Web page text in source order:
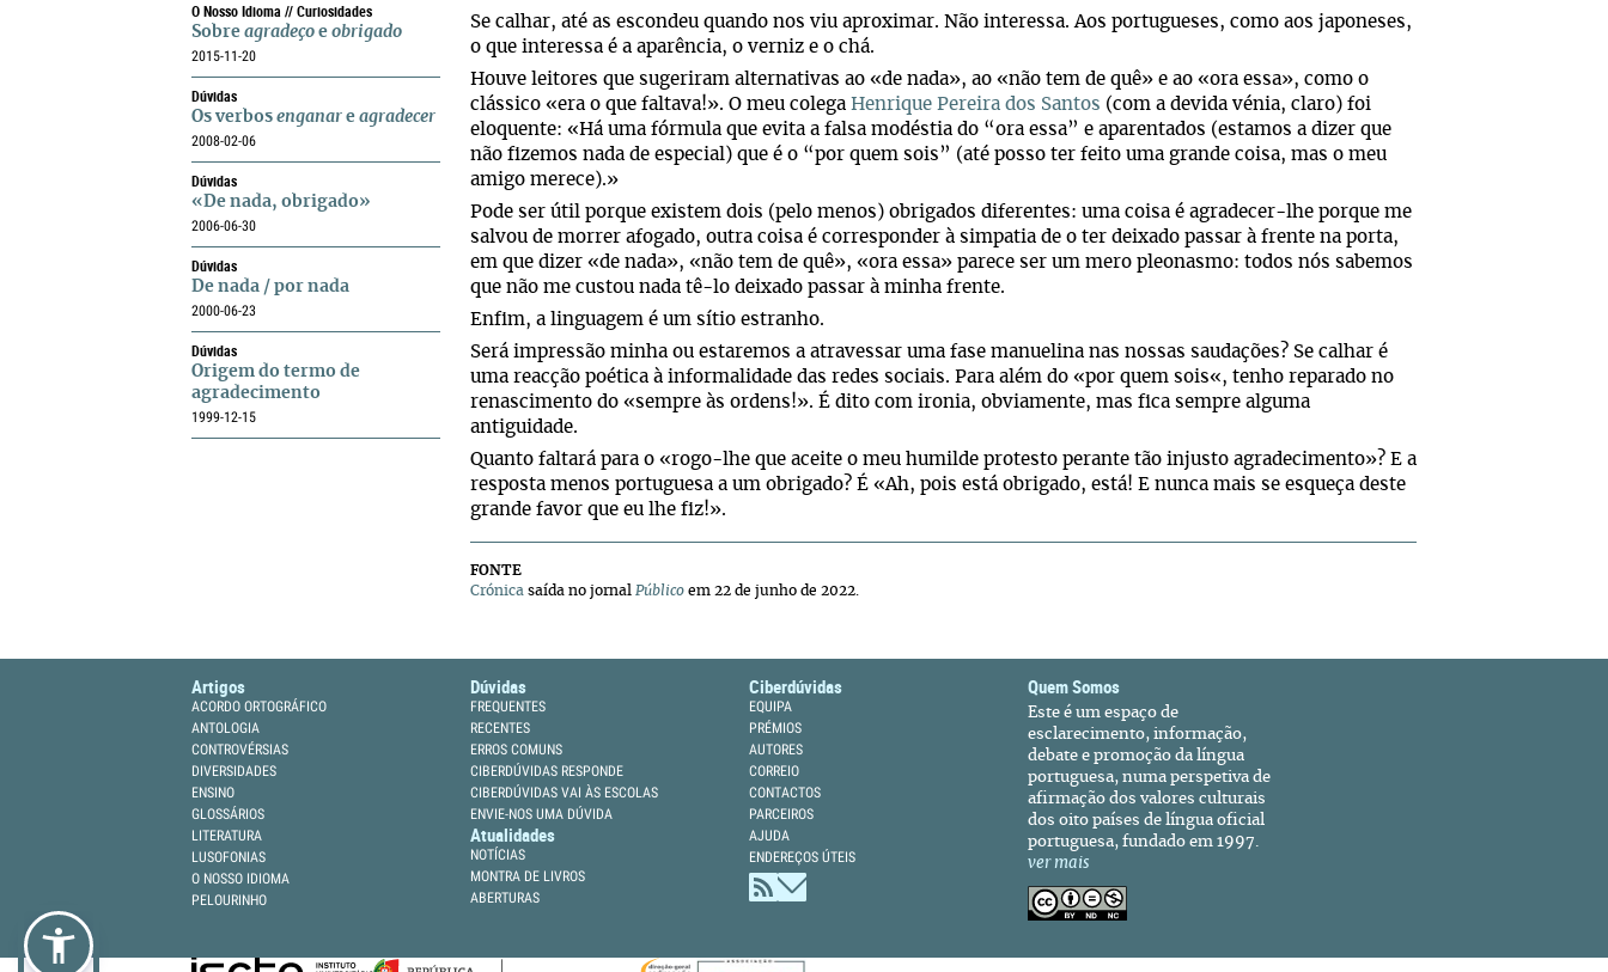
O Nosso Idioma // Curiosidades
Sobre agradeço e obrigado
2015-11-20
Dúvidas
Os verbos enganar e agradecer
2008-02-06
Dúvidas
«De nada, obrigado»
2006-06-30
Dúvidas
De nada / por nada
2000-06-23
Dúvidas
Origem do termo de
agradecimento
1999-12-15
Se calhar, até as escondeu quando nos viu aproximar. Não interessa. Aos portugueses, como aos japoneses,
o que interessa é a aparência, o verniz e o chá.
Houve leitores que sugeriram alternativas ao «de nada», ao «não tem de quê» e ao «ora essa», como o
clássico «era o que faltava!». O meu colega Henrique Pereira dos Santos (com a devida vénia, claro) foi
eloquente: «Há uma fórmula que evita a falsa modéstia do “ora essa” e aparentados (estamos a dizer que
não fizemos nada de especial) que é o “por quem sois” (até posso ter feito uma grande coisa, mas o meu
amigo merece).»
Pode ser útil porque existem dois (pelo menos) obrigados diferentes: uma coisa é agradecer-lhe porque me
salvou de morrer afogado, outra coisa é corresponder à simpatia de o ter deixado passar à frente na porta,
em que dizer «de nada», «não tem de quê», «ora essa» parece ser um mero pleonasmo: todos nós sabemos
que não me custou nada tê-lo deixado passar à minha frente.
Enfim, a linguagem é um sítio estranho.
Será impressão minha ou estaremos a atravessar uma fase manuelina nas nossas saudações? Se calhar é
uma reacção poética à informalidade das redes sociais. Para além do «por quem sois«, tenho reparado no
renascimento do «sempre às ordens!». É dito com ironia, obviamente, mas fica sempre alguma
antiguidade.
Quanto faltará para o «rogo-lhe que aceite o meu humilde protesto perante tão injusto agradecimento»? E a
resposta menos portuguesa a um obrigado? É «Ah, pois está obrigado, está! E nunca mais se esqueça deste
grande favor que eu lhe fiz!».
FONTE
Crónica saída no jornal Público em 22 de junho de 2022.
Artigos
ACORDO ORTOGRÁFICO
ANTOLOGIA
CONTROVÉRSIAS
DIVERSIDADES
ENSINO
GLOSSÁRIOS
LITERATURA
LUSOFONIAS
O NOSSO IDIOMA
PELOURINHO
Dúvidas
FREQUENTES
RECENTES
ERROS COMUNS
CIBERDÚVIDAS RESPONDE
CIBERDÚVIDAS VAI ÀS ESCOLAS
ENVIE-NOS UMA DÚVIDA
Atualidades
NOTÍCIAS
MONTRA DE LIVROS
ABERTURAS
Ciberdúvidas
EQUIPA
PRÉMIOS
AUTORES
CORREIO
CONTACTOS
PARCEIROS
AJUDA
ENDEREÇOS ÚTEIS
Quem Somos
Este é um espaço de
esclarecimento, informação,
debate e promoção da língua
portuguesa, numa perspetiva de
afirmação dos valores culturais
dos oito países de língua oficial
portuguesa, fundado em 1997.
ver mais